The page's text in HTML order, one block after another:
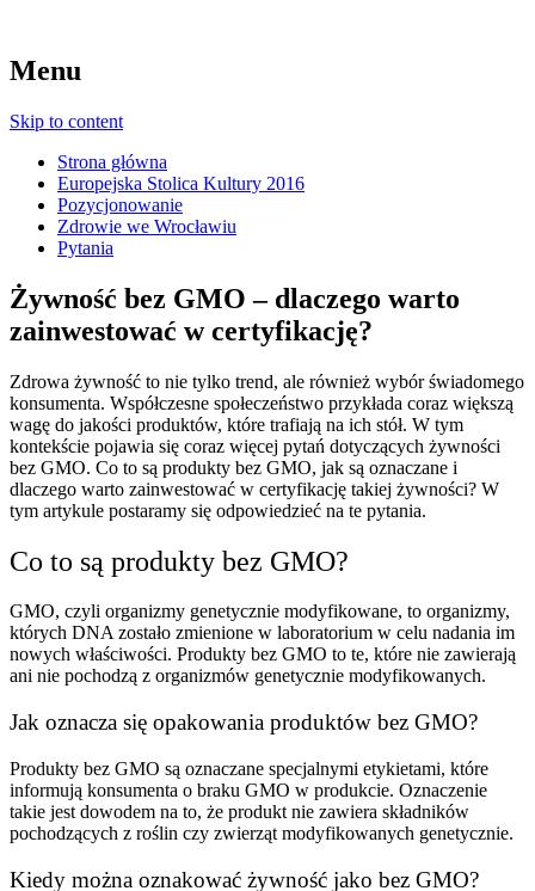
Menu
Skip to content
Strona główna
Europejska Stolica Kultury 2016
Pozycjonowanie
Zdrowie we Wrocławiu
Pytania
Żywność bez GMO – dlaczego warto
zainwestować w certyfikację?
Zdrowa żywność to nie tylko trend, ale również wybór świadomego
konsumenta. Współczesne społeczeństwo przykłada coraz większą
wagę do jakości produktów, które trafiają na ich stół. W tym
kontekście pojawia się coraz więcej pytań dotyczących żywności
bez GMO. Co to są produkty bez GMO, jak są oznaczane i
dlaczego warto zainwestować w certyfikację takiej żywności? W
tym artykule postaramy się odpowiedzieć na te pytania.
Co to są produkty bez GMO?
GMO, czyli organizmy genetycznie modyfikowane, to organizmy,
których DNA zostało zmienione w laboratorium w celu nadania im
nowych właściwości. Produkty bez GMO to te, które nie zawierają
ani nie pochodzą z organizmów genetycznie modyfikowanych.
Jak oznacza się opakowania produktów bez GMO?
Produkty bez GMO są oznaczane specjalnymi etykietami, które
informują konsumenta o braku GMO w produkcie. Oznaczenie
takie jest dowodem na to, że produkt nie zawiera składników
pochodzących z roślin czy zwierząt modyfikowanych genetycznie.
Kiedy można oznakować żywność jako bez GMO?